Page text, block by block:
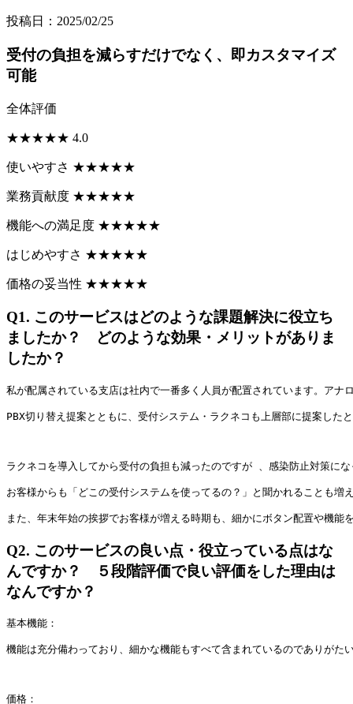
投稿日：2025/02/25
受付の負担を減らすだけでなく、即カスタマイズ
可能
全体評価
★★★★★ 4.0
使いやすさ ★★★★★
業務貢献度 ★★★★★
機能への満足度 ★★★★★
はじめやすさ ★★★★★
価格の妥当性 ★★★★★
Q1. このサービスはどのような課題解決に役立ち
ましたか？ どのような効果・メリットがありま
したか？
私が配属されている支店は社内で一番多く人員が配置されています。ア
PBX切り替え提案とともに、受付システム・ラクネコも上層部に提案し
ラクネコを導入してから受付の負担も減ったのですが 、感染防止対策に
お客様からも「どこの受付システムを使ってるの？」と聞かれることも増
また、年末年始の挨拶でお客様が増える時期も、細かにボタン配置や機
Q2. このサービスの良い点・役立っている点はな
んですか？ ５段階評価で良い評価をした理由は
なんですか？
基本機能：
機能は充分備わっており、細かな機能もすべて含まれているのでありが
価格：